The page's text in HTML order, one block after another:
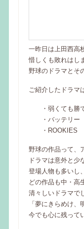
一昨日は上田西高
惜しくも敗れはし
野球のドラマとそ
ご紹介したドラマ
・弱くても勝
・バッテリー
・ROOKIES
野球の作品って、
ドラマは意外と少
登場人物も多いし
どの作品も中・高
清々しいドラマで
「夢にきらめけ、
今でも心に残って